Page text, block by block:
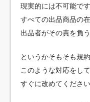
現実的には不可能で
すべての出品商品の
出品者がその責を負
というかそもそも規
このような対応をし
すぐに改めてください